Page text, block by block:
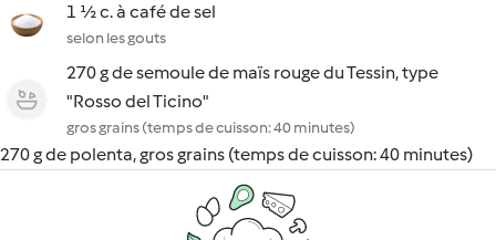
1 ½ c. à café de sel
selon les gouts
270 g de semoule de maïs rouge du Tessin, type
"Rosso del Ticino"
gros grains (temps de cuisson: 40 minutes)
270 g de polenta, gros grains (temps de cuisson: 40 minutes)